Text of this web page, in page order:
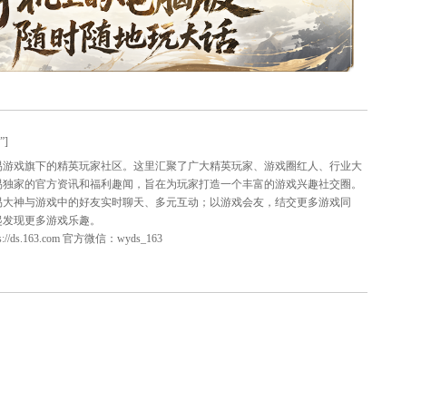
节线上活动大致介绍，更多详情，尤其是活动奖励等，还请大